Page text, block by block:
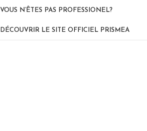
VOUS N’ÊTES PAS PROFESSIONEL?
DÉCOUVRIR LE SITE OFFICIEL PRISMEA